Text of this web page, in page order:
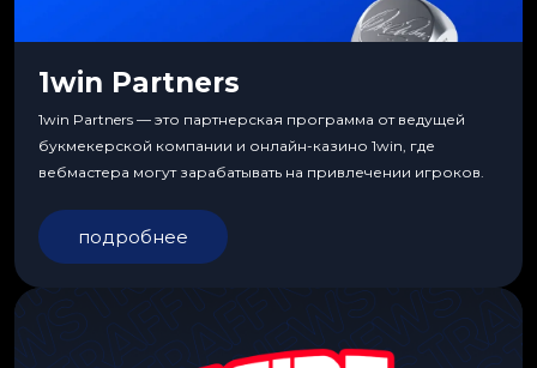
1win Partners
1win Partners — это партнерская программа от ведущей
букмекерской компании и онлайн-казино 1win, где
вебмастера могут зарабатывать на привлечении игроков.
подробнее